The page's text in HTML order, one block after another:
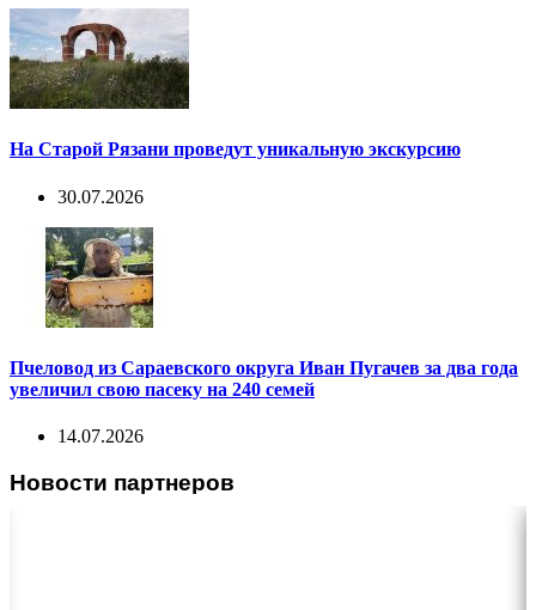
На Старой Рязани проведут уникальную экскурсию
30.07.2026
Пчеловод из Сараевского округа Иван Пугачев за два года
увеличил свою пасеку на 240 семей
14.07.2026
Новости партнеров